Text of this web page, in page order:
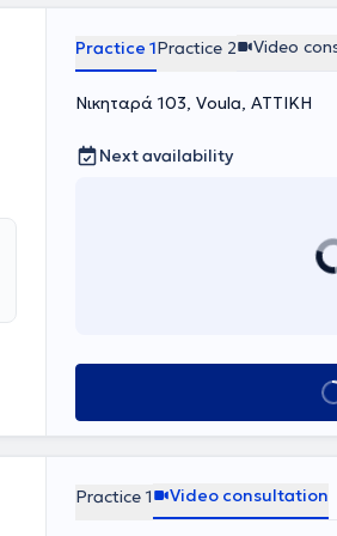
Practice 1Practice 2 Video
Νικηταρά 103, Voula, ΑΤΤΙΚΗ
Next availability
Book
Practice 1 Video consultation